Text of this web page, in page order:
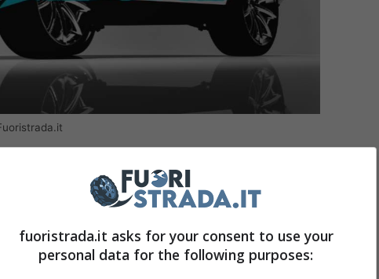
Tra questi, i comfort ed i grandi spazi che
di sicurezza che offrono con il loro look
di guida elevata e l’ampio campo visivo che
fuoristrada.it asks for your consent to use your
personal data for the following purposes: